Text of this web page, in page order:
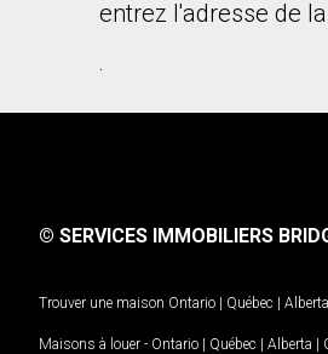
entrez l'adresse de
.
© SERVICES IMMOBILIERS
Trouver une maison Ontario | Québec | Alberta
Maisons à louer - Ontario | Québec | Alberta |